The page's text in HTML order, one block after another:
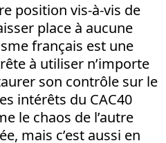
position vis-à-vis de
place à aucune
français est une
à utiliser n’importe
son contrôle sur le
intérêts du CAC40
le chaos de l’autre
mais c’est aussi en